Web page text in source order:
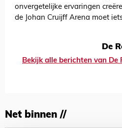
onvergetelijke ervaringen
de Johan Cruijff Arena moet
De
Bekijk alle berichten van De
Net binnen //